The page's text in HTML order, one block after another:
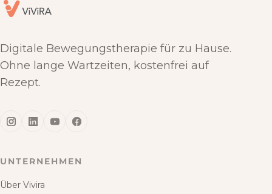
Digitale Bewegungstherapie für zu Hause.
Ohne lange Wartzeiten, kostenfrei auf
Rezept.
UNTERNEHMEN
Über Vivira